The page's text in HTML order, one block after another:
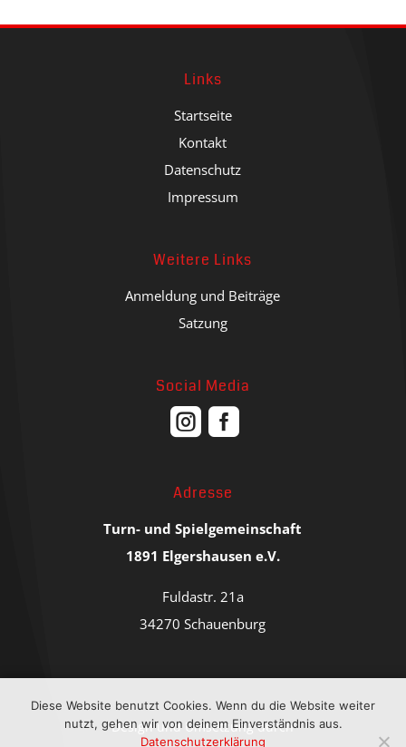
Links
Startseite
Kontakt
Datenschutz
Impressum
Weitere Links
Anmeldung und Beiträge
Satzung
Social Media
 
Adresse
Turn- und Spielgemeinschaft
1891 Elgershausen e.V.
Fuldastr. 21a
34270 Schauenburg
Design und Umsetzung durch
Diese Website benutzt Cookies. Wenn du die Website weiter
nutzt, gehen wir von deinem Einverständnis aus.
Datenschutzerklärung